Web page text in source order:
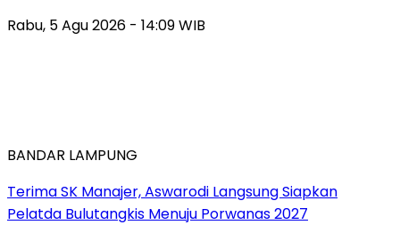
Rabu, 5 Agu 2026 - 14:09 WIB
BANDAR LAMPUNG
Terima SK Manajer, Aswarodi Langsung Siapkan
Pelatda Bulutangkis Menuju Porwanas 2027